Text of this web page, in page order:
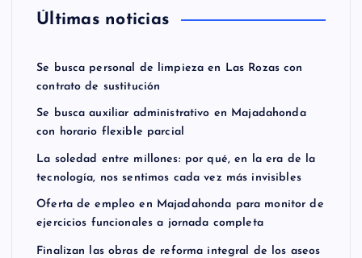
Últimas noticias
Se busca personal de limpieza en Las Rozas con
contrato de sustitución
Se busca auxiliar administrativo en Majadahonda
con horario flexible parcial
La soledad entre millones: por qué, en la era de la
tecnología, nos sentimos cada vez más invisibles
Oferta de empleo en Majadahonda para monitor de
ejercicios funcionales a jornada completa
Finalizan las obras de reforma integral de los aseos